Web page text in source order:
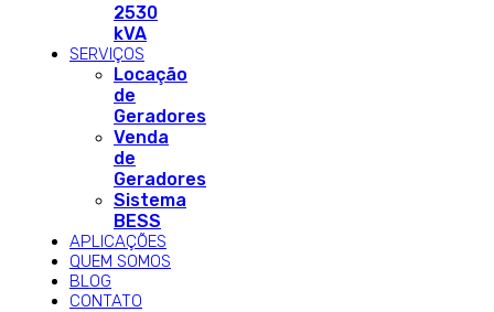
2530
kVA
SERVIÇOS
Locação
de
Geradores
Venda
de
Geradores
Sistema
BESS
APLICAÇÕES
QUEM SOMOS
BLOG
CONTATO